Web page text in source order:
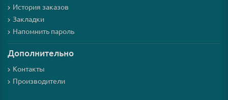
История заказов
Закладки
Напомнить пароль
Дополнительно
Контакты
Производители